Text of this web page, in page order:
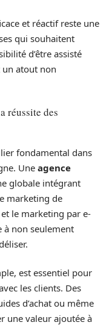
et réactif reste une
qui souhaitent
d’être assisté
un atout non
réussite des
fondamental dans
Une agence
globale intégrant
marketing de
le marketing par e-
à non seulement
est essentiel pour
les clients. Des
d’achat ou même
une valeur ajoutée à